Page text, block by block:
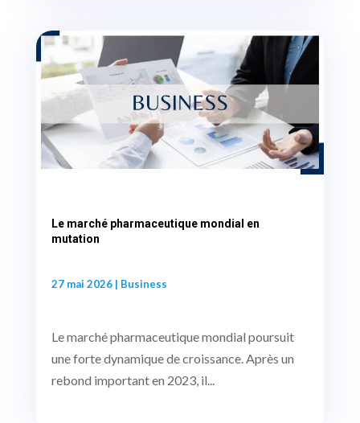
Le marché pharmaceutique mondial en
mutation
27 mai 2026| Business
Le marché pharmaceutique mondial poursuit
une forte dynamique de croissance. Après un
rebond important en 2023, il...